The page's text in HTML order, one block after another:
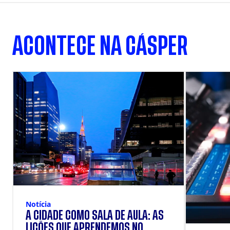
ACONTECE NA CÁSPER
Notícia
A CIDADE COMO SALA DE AULA: AS